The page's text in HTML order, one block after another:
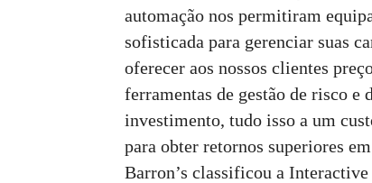
automação nos permitiram
sofisticada para gerenciar suas
oferecer aos nossos clientes
ferramentas de gestão de risco e
investimento, tudo isso a um
para obter retornos superiores
Barron’s classificou a